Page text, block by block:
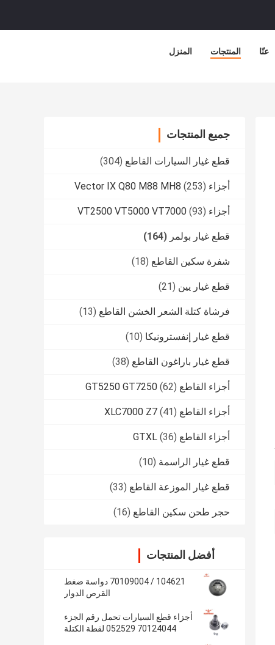
المنزل المنتجات عنّا
جميع المنتجات
قطع غيار السيارات القاطع (304)
أجزاء Vector IX Q80 M88 MH8 (253)
أجزاء VT2500 VT5000 VT7000 (93)
قطع غيار بولمر (164)
شفرة سكين القاطع (18)
قطع غيار يين (21)
فرشاة كتلة الشعر الخشن القاطع (13)
قطع غيار إنفسترونيكا (10)
قطع غيار باراغون القاطع (38)
أجزاء القاطع GT5250 GT7250 (62)
أجزاء القاطع XLC7000 Z7 (41)
أجزاء القاطع GTXL (36)
قطع غيار الراسمة (10)
قطع غيار الموزعة القاطع (33)
حجر طحن سكين القاطع (16)
أفضل المنتجات
104621 / 70109004 دواسة ضغط
القرص الدوار
أجزاء قطع السيارات تحمل رقم الجزء
70124044 052529 لقطة الكتلة